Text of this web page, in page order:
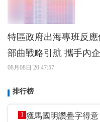
特區政府出海專班反應佳 丘應樺將率團訪大馬
部曲戰略引航
08月08日 20:47:57
排行榜
1